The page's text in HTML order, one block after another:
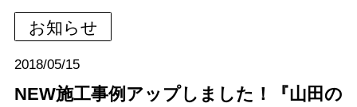
お知らせ
2018/05/15
NEW施工事例アップしました！『山田の